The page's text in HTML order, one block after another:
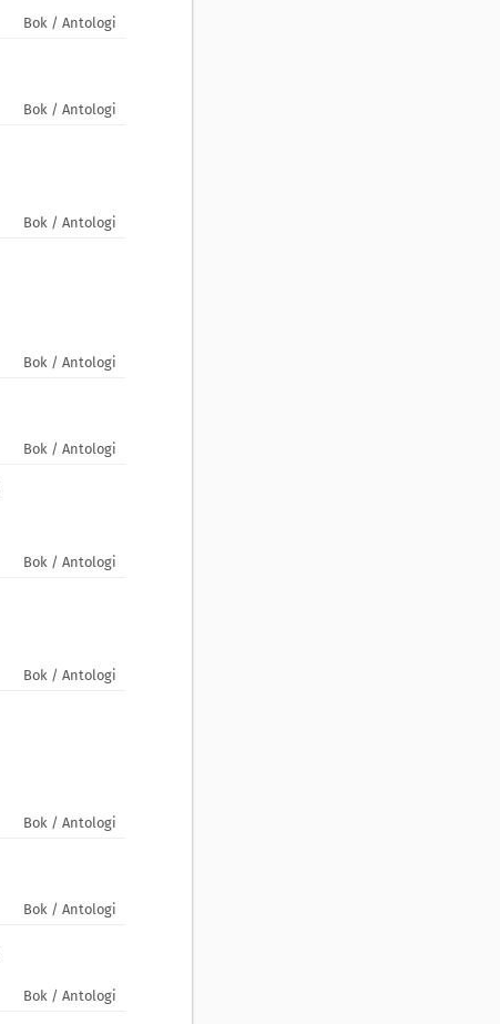
Bok / Antologi
Bok / Antologi
Bok / Antologi
Bok / Antologi
Bok / Antologi
Bok / Antologi
Bok / Antologi
Bok / Antologi
Bok / Antologi
Bok / Antologi